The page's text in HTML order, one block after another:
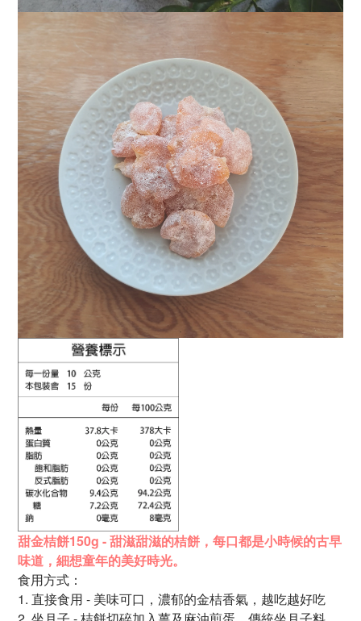
甜金桔餅150g - 甜滋甜滋的桔餅， 每口都是小時候的古早
味道， 細想童年的美好時光。
食用方式：
1. 直接食用 - 美味可口，濃郁的金桔香氣，越吃越好吃